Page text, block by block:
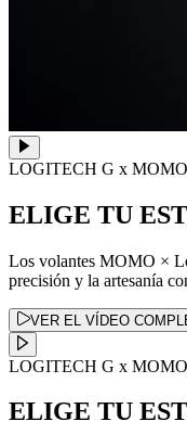
LOGITECH G x MOMO
ELIGE TU
Los volantes MOMO ×
precisión y la artesanía
VER EL VÍDEO
LOGITECH G x MOMO
ELIGE TU